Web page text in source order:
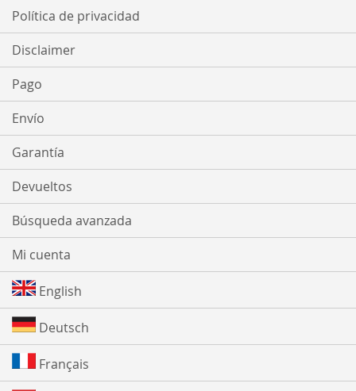
Política de privacidad
Disclaimer
Pago
Envío
Garantía
Devueltos
Búsqueda avanzada
Mi cuenta
English
Deutsch
Français